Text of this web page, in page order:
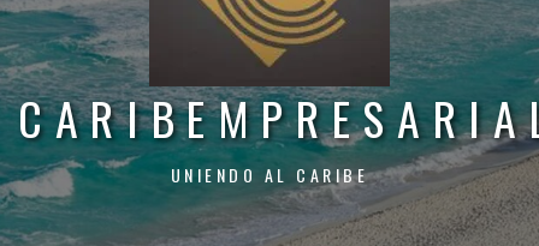
UNIENDO AL CARIBE